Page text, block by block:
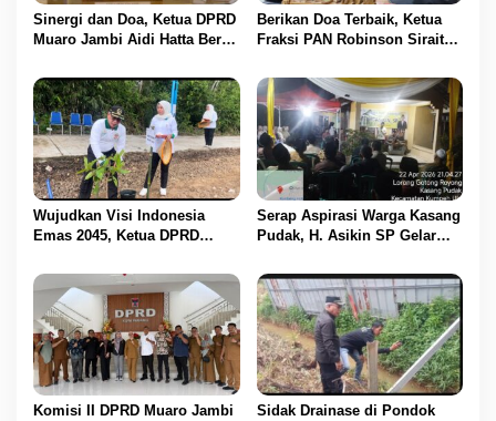
Sinergi dan Doa, Ketua DPRD
Muaro Jambi Aidi Hatta Beri
BBS
Berikan Doa Terbaik, Ketua
Fraksi PAN Robinson Sirait
untuk BBS
Wujudkan Visi Indonesia
Emas 2045, Ketua DPRD
Bupati dalam Aksi
Penanaman Pohon Serentak
Serap Aspirasi Warga Kasang
Pudak, H. Asikin SP Gelar
Lorong Gotong Royong
Komisi II DPRD Muaro Jambi
Sidak Drainase di Pondok